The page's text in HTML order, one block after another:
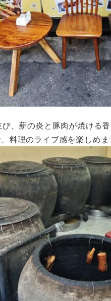
、薪の炎と豚肉が焼ける
料理のライブ感を楽しめま